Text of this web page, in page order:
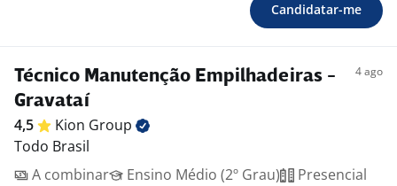
Candidatar-me
Técnico Manutenção Empilhadeiras -
Gravataí
4 ago
4,5 Kion Group
Todo Brasil
A combinar
Ensino Médio (2º Grau) Presencial